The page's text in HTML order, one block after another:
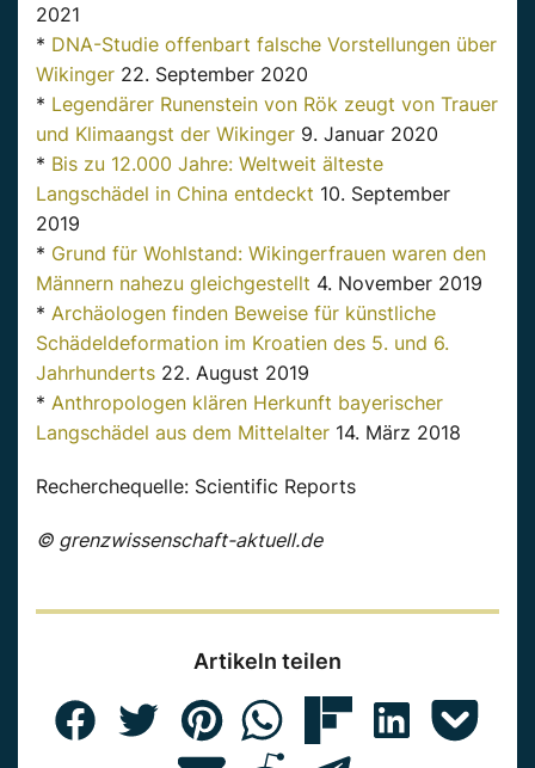
2021
* DNA-Studie offenbart falsche Vorstellungen über
Wikinger 22. September 2020
* Legendärer Runenstein von Rök zeugt von Trauer
und Klimaangst der Wikinger 9. Januar 2020
* Bis zu 12.000 Jahre: Weltweit älteste
Langschädel in China entdeckt 10. September
2019
* Grund für Wohlstand: Wikingerfrauen waren den
Männern nahezu gleichgestellt 4. November 2019
* Archäologen finden Beweise für künstliche
Schädeldeformation im Kroatien des 5. und 6.
Jahrhunderts 22. August 2019
* Anthropologen klären Herkunft bayerischer
Langschädel aus dem Mittelalter 14. März 2018
Recherchequelle: Scientific Reports
© grenzwissenschaft-aktuell.de
Artikeln teilen